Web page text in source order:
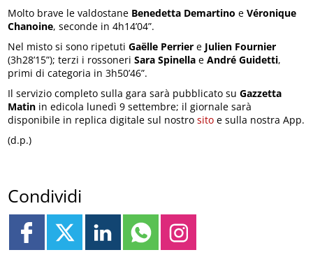
Molto brave le valdostane Benedetta Demartino eVéronique
Chanoine, seconde in 4h14’04”.
Nel misto si sono ripetutiGaëlle Perrier e Julien Fournier
(3h28’15”); terzi i rossoneriSara Spinella eAndré Guidetti,
primi di categoria in 3h50’46”.
Il servizio completo sulla gara sarà pubblicato suGazzetta
Matin in edicola lunedì 9 settembre; il giornale sarà
disponibile in replica digitale sul nostrosito e sulla nostra App.
(d.p.)
Condividi